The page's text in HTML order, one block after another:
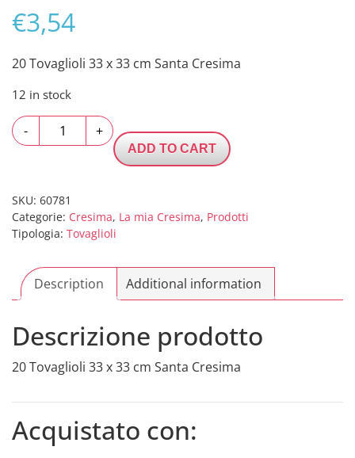
€3,54
20 Tovaglioli 33 x 33 cm Santa Cresima
12 in stock
-
Tovaglioli
33
cm
Santa
quantity
+
ADD TO CART
SKU: 60781
Categorie: Cresima, La mia Cresima, Prodotti
Tipologia: Tovaglioli
Description Additional information
Descrizione prodotto
20 Tovaglioli 33 x 33 cm Santa Cresima
Acquistato con: